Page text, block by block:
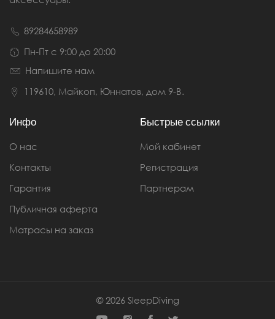
89284658989
Пн-Пт с 9:00 до 20:00
Напишите нам
119610, Майкоп, Юннатов, дом 9-В.
Инфо
О нас
Контакты
Гарантия
Публичная аферта
Матрасы на заказ
Быстрые ссылки
Мой кабинет
Регистрация
Партнерам
© 2026 SleepDiving